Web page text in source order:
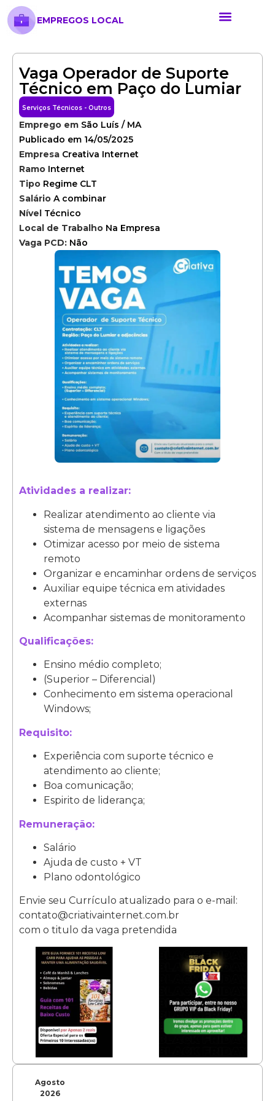
EMPREGOS LOCAL
Vaga Operador de Suporte
Técnico em Paço do Lumiar
Serviços Técnicos - Outros
Emprego em São Luís / MA
Publicado em 14/05/2025
Empresa Creativa Internet
Ramo Internet
Tipo Regime CLT
Salário A combinar
Nível Técnico
Local de Trabalho Na Empresa
Vaga PCD: Não
Atividades a realizar:
Realizar atendimento ao cliente via
sistema de mensagens e ligações
Otimizar acesso por meio de sistema
remoto
Organizar e encaminhar ordens de serviços
Auxiliar equipe técnica em atividades
externas
Acompanhar sistemas de monitoramento
Qualificações:
Ensino médio completo;
(Superior – Diferencial)
Conhecimento em sistema operacional
Windows;
Requisito:
Experiência com suporte técnico e
atendimento ao cliente;
Boa comunicação;
Espirito de liderança;
Remuneração:
Salário
Ajuda de custo + VT
Plano odontológico
Envie seu Currículo atualizado para o e-mail:
contato@criativainternet.com.br
com o titulo da vaga pretendida
Agosto
2026